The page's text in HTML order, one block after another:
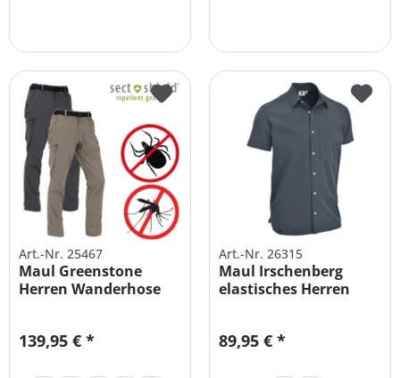
Art.-Nr. 25467
Maul Greenstone
Herren Wanderhose
139,95 € *
Art.-Nr. 26315
Maul Irschenberg
elastisches Herren
89,95 € *